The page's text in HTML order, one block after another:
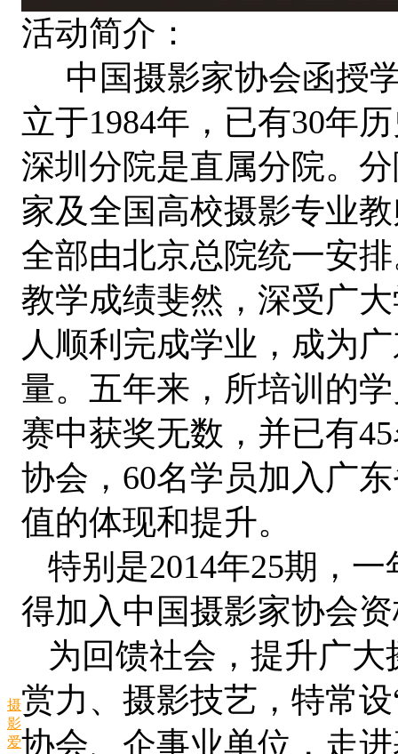
摄
影
爱
活动简介：
中国摄影家协会函授
立于1984年，已有30年
深圳分院是直属分院。
家及全国高校摄影专业
全部由北京总院统一安
教学成绩斐然，深受广
人顺利完成学业，成为
量。五年来，所培训的
赛中获奖无数，并已有
协会，60名学员加入广
值的体现和提升。
特别是2014年25期，
得加入中国摄影家协会
为回馈社会，提升广大
赏力、摄影技艺，特常
协会、企事业单位，走